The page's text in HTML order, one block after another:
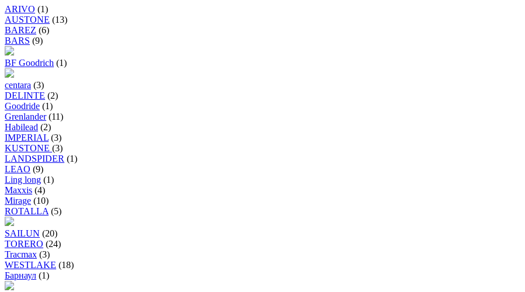
ARIVO (1)
AUSTONE (13)
BAREZ (6)
BARS (9)
BF Goodrich (1)
centara (3)
DELINTE (2)
Goodride (1)
Grenlander (11)
Habilead (2)
IMPERIAL (3)
KUSTONE (3)
LANDSPIDER (1)
LEAO (9)
Ling long (1)
Maxxis (4)
Mirage (10)
ROTALLA (5)
SAILUN (20)
TORERO (24)
Tracmax (3)
WESTLAKE (18)
Барнаул (1)